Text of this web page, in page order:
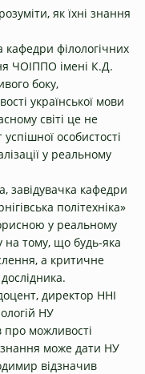
як їхні знання
кафедри філологічних
ЧОІППО імені К.Д.
боку,
української мови
світі це не
особистості
у реальному
завідувачка кафедри
політехніка»
у реальному
на тому, що будь-яка
а критичне
директор ННІ
НУ
про можливості
знання може дати НУ
відзначив